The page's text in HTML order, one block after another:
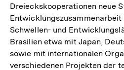
Dreieckskooperationen neue
Schwellen- und
Brasilien etwa mit Japan,
sowie mit internationalen
verschiedenen Projekten der